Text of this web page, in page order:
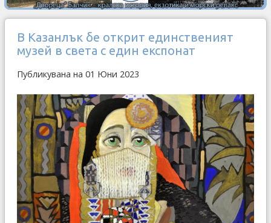
В Казанлък бе открит единственият
музей в света с един експонат
Публикувана на 01 Юни 2023